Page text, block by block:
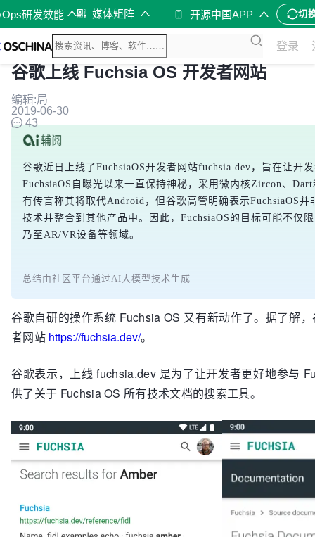
研发效能 媒体矩阵 开源中国APP 切
登录
谷歌上线 Fuchsia OS 开发者网站
编辑:局
2019-06-30
43
谷歌近日上线了FuchsiaOS开发者网站fuchsia.dev，旨在让开
FuchsiaOS自曝光以来一直保持神秘，采用微内核Zircon、
有传言称其将取代Android，但谷歌高管明确表示FuchsiaOS
技术并整合到其他产品中。因此，FuchsiaOS的目标可能不仅
乃至AR/VR设备等领域。
总结由社区平台通过AI大模型技术生成
谷歌自研的操作系统 Fuchsia OS 又有新动作了。据了解
者网站 https://fuchsia.dev/。
谷歌表示，上线 fuchsia.dev 是为了让开发者更好地参与
供了关于 Fuchsia OS 所有技术文档的搜索工具。